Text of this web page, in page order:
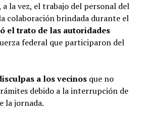
a la vez, el trabajo del personal del
colaboración brindada durante el
el trato de las autoridades
federal que participaron del
a los vecinosque no
debido a la interrupción de
la jornada.